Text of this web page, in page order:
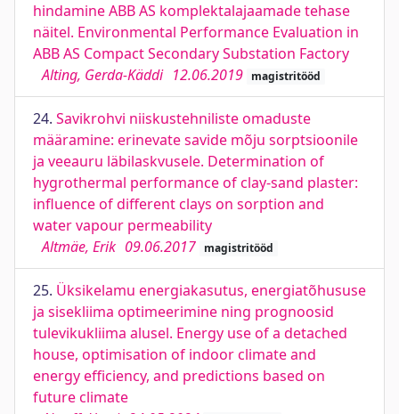
hindamine ABB AS komplektalajaamade tehase
näitel. Environmental Performance Evaluation in
ABB AS Compact Secondary Substation Factory
Alting, Gerda-Käddi 12.06.2019 magistritööd
24. Savikrohvi niiskustehniliste omaduste
määramine: erinevate savide mõju sorptsioonile
ja veeauru läbilaskvusele. Determination of
hygrothermal performance of clay-sand plaster:
influence of different clays on sorption and
water vapour permeability
Altmäe, Erik 09.06.2017 magistritööd
25. Üksikelamu energiakasutus, energiatõhususe
ja sisekliima optimeerimine ning prognoosid
tulevikukliima alusel. Energy use of a detached
house, optimisation of indoor climate and
energy efficiency, and predictions based on
future climate